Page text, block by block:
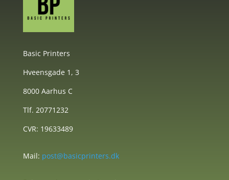
Basic Printers
Hveensgade 1, 3
8000 Aarhus C
Tlf. 20771232
CVR: 19633489
Mail: post@basicprinters.dk